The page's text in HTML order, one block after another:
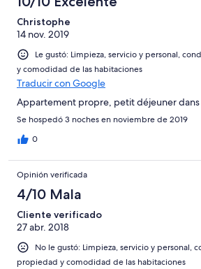
Christophe
14 nov. 2019
Le gustó: Limpieza, servicio y personal,
y comodidad de las habitaciones
Traducir con Google
Appartement propre, petit déjeuner
Se hospedó 3 noches en noviembre de 2019
0
Opinión verificada
4/10 Mala
Cliente verificado
27 abr. 2018
No le gustó: Limpieza, servicio y personal,
propiedad y comodidad de las habitaciones